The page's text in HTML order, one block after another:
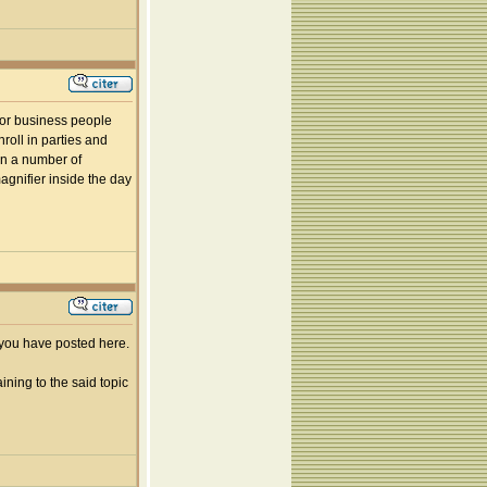
business people
in parties and
a number of
inside the day
have posted here.
to the said topic